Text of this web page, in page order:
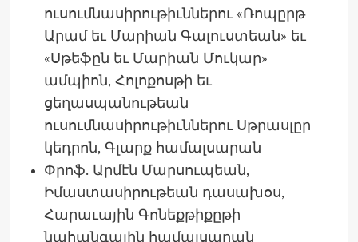
ուսումնասիրութիւններու «Ռոպըրթ
Արամ եւ Մարիան Գալուստեան» եւ
«Սթեֆըն եւ Մարիան Մուկար»
ամպիոն, Հոլոքոսթի եւ
ցեղասպանութեան
ուսումնասիրութիւններու Սթրասլըր
կեդրոն, Գլարք համալսարան
Փրոֆ. Արմէն Մարսուպեան,
Իմաստասիրութեան դասախօս,
Հարաւային Գոնեքթիքըթի
նահանգային համալսարան